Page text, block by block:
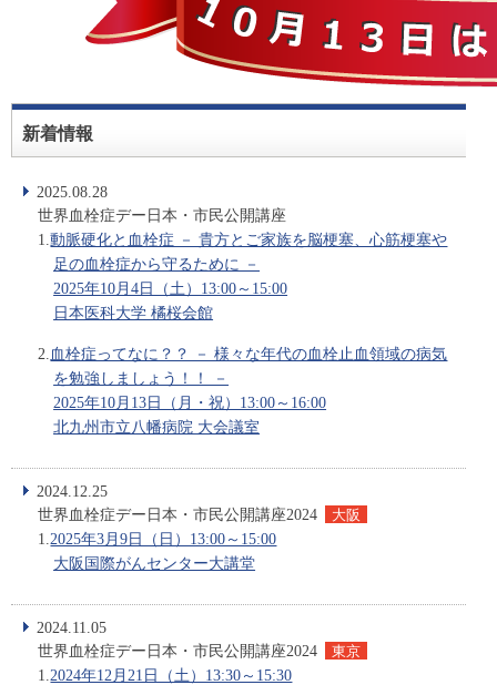
新着情報
2025.08.28
世界血栓症デー日本・市民公開講座
1.動脈硬化と血栓症 － 貴方とご家族を脳梗塞、心筋梗塞や
足の血栓症から守るために －
2025年10月4日（土）13:00～15:00
日本医科大学 橘桜会館
2. 血栓症ってなに？？ － 様々な年代の血栓止血領域の病気
を勉強しましょう！！ －
2025年10月13日（月・祝）13:00～16:00
北九州市立八幡病院 大会議室
2024.12.25
世界血栓症デー日本・市民公開講座2024
大阪
1.2025年3月9日（日）13:00～15:00
大阪国際がんセンター大講堂
2024.11.05
世界血栓症デー日本・市民公開講座2024
東京
1.2024年12月21日（土）13:30～15:30